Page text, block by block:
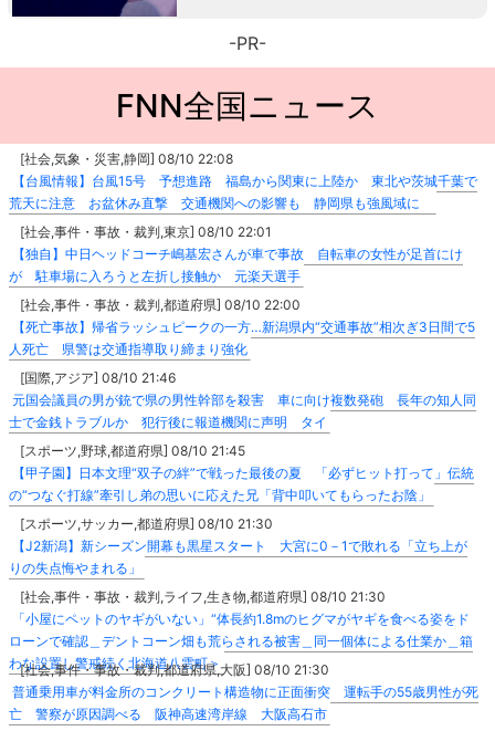
-PR-
FNN全国ニュース
[社会,気象・災害,静岡] 08/10 22:08
【台風情報】台風15号 予想進路 福島から関東に上陸か 東北や茨城千葉で
荒天に注意 お盆休み直撃 交通機関への影響も 静岡県も強風域に
[社会,事件・事故・裁判,東京] 08/10 22:01
【独自】中日ヘッドコーチ嶋基宏さんが車で事故 自転車の女性が足首にけ
が 駐車場に入ろうと左折し接触か 元楽天選手
[社会,事件・事故・裁判,都道府県] 08/10 22:00
【死亡事故】帰省ラッシュピークの一方…新潟県内“交通事故”相次ぎ3日間で5
人死亡 県警は交通指導取り締まり強化
[国際,アジア] 08/10 21:46
元国会議員の男が銃で県の男性幹部を殺害 車に向け複数発砲 長年の知人同
士で金銭トラブルか 犯行後に報道機関に声明 タイ
[スポーツ,野球,都道府県] 08/10 21:45
【甲子園】日本文理“双子の絆”で戦った最後の夏 「必ずヒット打って」伝統
の“つなぐ打線”牽引し弟の思いに応えた兄「背中叩いてもらったお陰」
[スポーツ,サッカー,都道府県] 08/10 21:30
【J2新潟】新シーズン開幕も黒星スタート 大宮に0－1で敗れる「立ち上が
りの失点悔やまれる」
[社会,事件・事故・裁判,ライフ,生き物,都道府県] 08/10 21:30
「小屋にペットのヤギがいない」“体長約1.8mのヒグマがヤギを食べる姿をド
ローンで確認＿デントコーン畑も荒らされる被害＿同一個体による仕業か＿箱
わな設置し警戒続く北海道八雲町＞
[社会,事件・事故・裁判,都道府県,大阪] 08/10 21:30
普通乗用車が料金所のコンクリート構造物に正面衝突 運転手の55歳男性が死
亡 警察が原因調べる 阪神高速湾岸線 大阪高石市